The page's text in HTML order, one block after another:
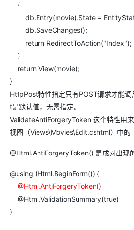
{
db.Entry(movie).State =
db.SaveChanges();
return RedirectToAction("Index");
}
return View(movie);
}
HttpPost特性指定只有POST请求才能
t是默认值，无需指定。
ValidateAntiForgeryToken 这个特性用来
视图（Views\Movies\Edit.cshtml）中的
@Html.AntiForgeryToken() 是成对出现的
@using (Html.BeginForm()) {
@Html.AntiForgeryToken()
@Html.ValidationSummary(true)
}